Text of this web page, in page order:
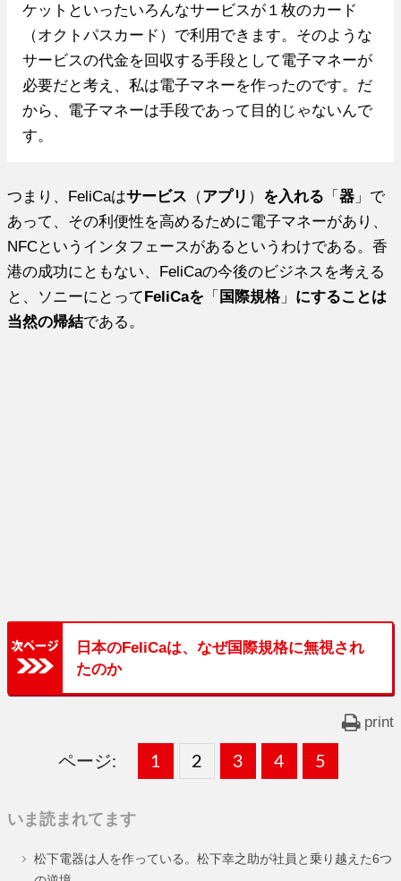
ケットといったいろんなサービスが１枚のカード
（オクトパスカード）で利用できます。そのような
サービスの代金を回収する手段として電子マネーが
必要だと考え、私は電子マネーを作ったのです。だ
から、電子マネーは手段であって目的じゃないんで
す。
つまり、FeliCaはサービス （アプリ ） を入れる 「器 」で
あって、その利便性を高めるために電子マネーがあり、
NFCというインタフェースがあるというわけである。香
港の成功にともない、FeliCaの今後のビジネスを考える
と、ソニーにとって FeliCaを 「 国際規格 」 にすることは
当然の帰結である。
日本のFeliCaは、なぜ国際規格に無視され
たのか
print
ページ:
固
ー
1 ,
固
ー
2 ,
固
ー
3 ,
固
ー
4 ,
固
ー
5
いま読まれてます
松下電器は人を作っている。松下幸之助が社員と乗り越えた6つ